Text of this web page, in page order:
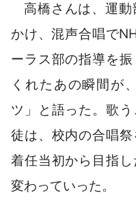
高橋さんは、運
かけ、混声合唱で
ーラス部の指導を
くれたあの瞬間が
ツ」と語った。歌
徒は、校内の合唱祭
着任当初から目指
変わっていった。